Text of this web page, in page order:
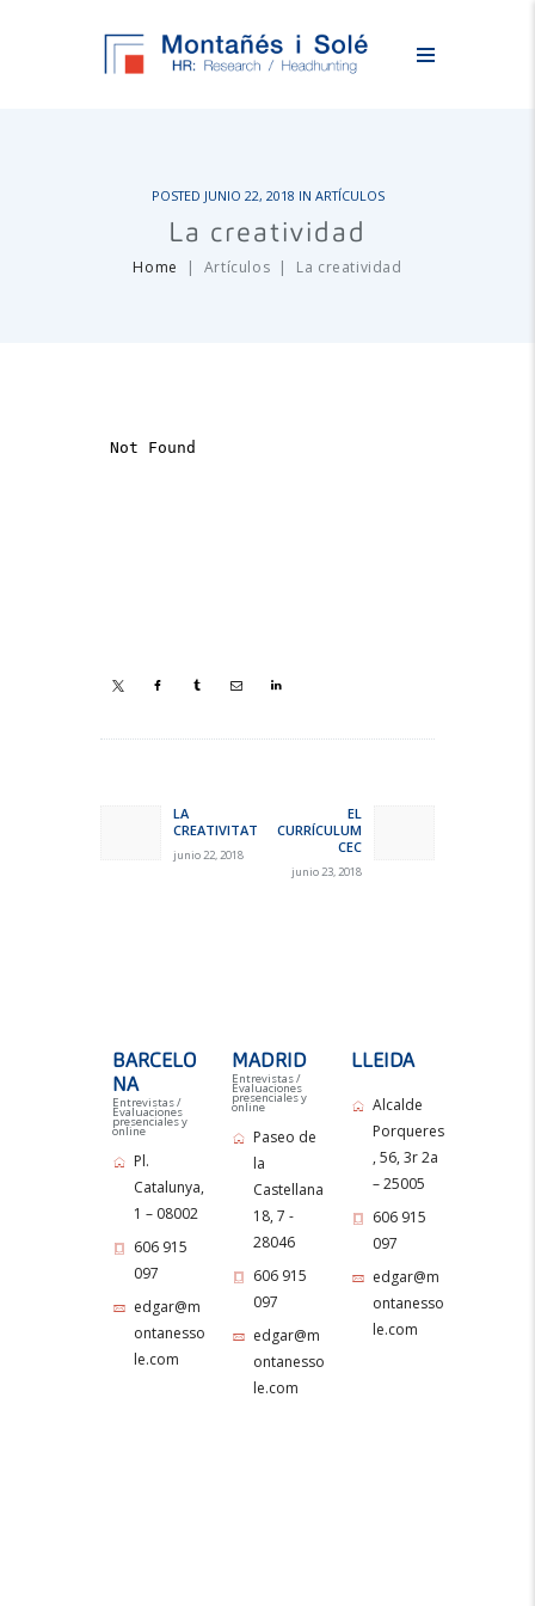
POSTED JUNIO 22, 2018 IN ARTÍCULOS
La creatividad
Home Artículos La creatividad
entradas
Previous
LA
CREATIVITAT
junio 22, 2018
EL
CURRÍCULUM
CEC
junio 23, 2018
BARCELO
NA
Entrevistas /
Evaluaciones
presenciales y
online
Pl.
Catalunya,
1 – 08002
606 915
097
edgar@m
ontanesso
le.com
MADRID
Entrevistas /
Evaluaciones
presenciales y
online
Paseo de
la
Castellana
18, 7 -
28046
606 915
097
edgar@m
ontanesso
le.com
LLEIDA
Alcalde
Porqueres
, 56, 3r 2a
– 25005
606 915
097
edgar@m
ontanesso
le.com